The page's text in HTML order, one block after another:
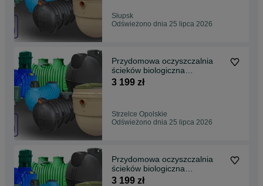
Słupsk
Odświeżono dnia 25 lipca 2026
Przydomowa oczyszczalnia
ścieków biologiczna
ekologiczna
3 199 zł
Strzelce Opolskie
Odświeżono dnia 25 lipca 2026
Przydomowa oczyszczalnia
ścieków biologiczna
ekologiczna
3 199 zł